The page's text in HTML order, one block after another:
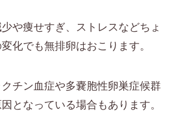
や痩せすぎ、ストレスなどちょ
化でも無排卵はおこります。
チン血症や多嚢胞性卵巣症候群
となっている場合もあります。